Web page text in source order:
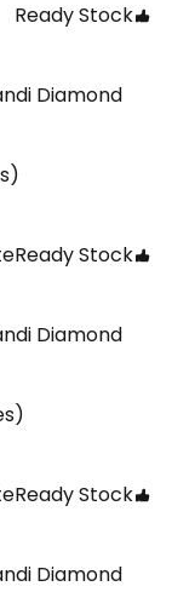
Ready Stock
Diamond
Ready Stock
Diamond
Ready Stock
Diamond